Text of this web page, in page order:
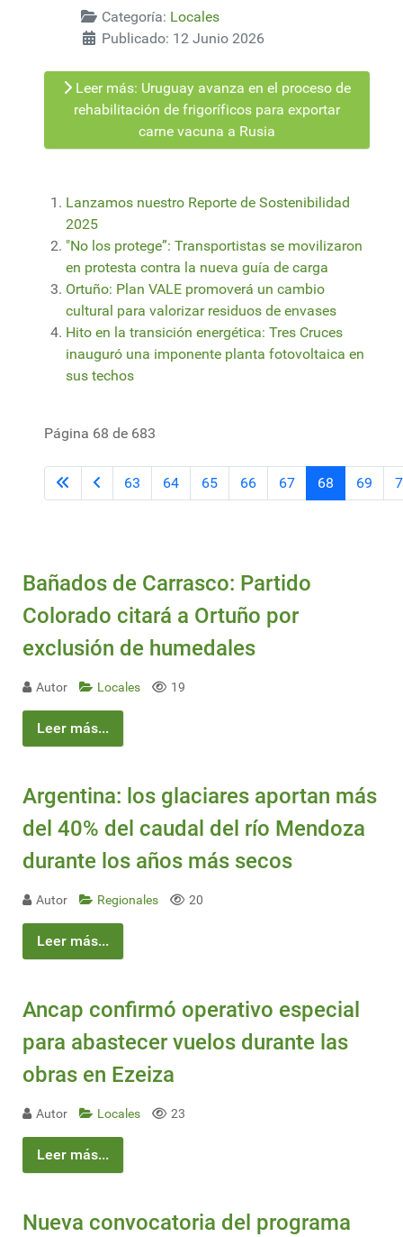
Categoría: Locales
Publicado: 12 Junio 2026
Leer más: Uruguay avanza en el proceso de
rehabilitación de frigoríficos para exportar
carne vacuna a Rusia
Lanzamos nuestro Reporte de Sostenibilidad
2025
"No los protege”: Transportistas se movilizaron
en protesta contra la nueva guía de carga
Ortuño: Plan VALE promoverá un cambio
cultural para valorizar residuos de envases
Hito en la transición energética: Tres Cruces
inauguró una imponente planta fotovoltaica en
sus techos
Página 68 de 683
63 64 65 66 67 68 69
Bañados de Carrasco: Partido
Colorado citará a Ortuño por
exclusión de humedales
Autor Locales 19
Leer más...
Argentina: los glaciares aportan más
del 40% del caudal del río Mendoza
durante los años más secos
Autor Regionales 20
Leer más...
Ancap confirmó operativo especial
para abastecer vuelos durante las
obras en Ezeiza
Autor Locales 23
Leer más...
Nueva convocatoria del programa